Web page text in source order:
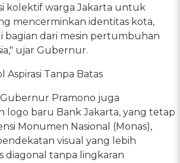
kolektif warga Jakarta untuk
mencerminkan identitas kota,
bagian dari mesin pertumbuhan
ujar Gubernur.
Aspirasi Tanpa Batas
Pramono juga
logo baru Bank Jakarta, yang tetap
Monumen Nasional (Monas),
visual yang lebih
diagonal tanpa lingkaran